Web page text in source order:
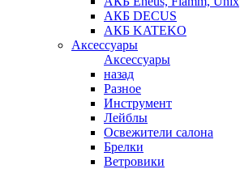
АКБ DECUS
АКБ KATEKO
Аксессуары
Аксессуары
назад
Разное
Инструмент
Лейблы
Освежители салона
Брелки
Ветровики